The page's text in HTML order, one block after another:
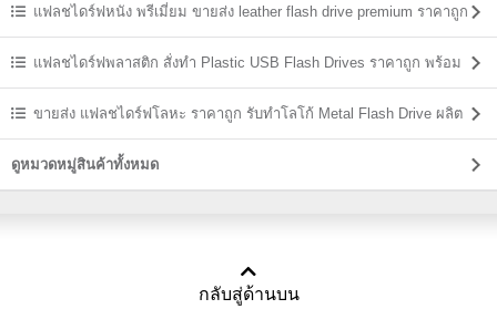
ถูก แฟลชไดร์ฟหนัง พรีเมี่ยม ขายส่ง leather flash drive premium ราคาถูก
แฟลชไดร์ฟพลาสติก สั่งทำ Plastic USB Flash Drives ราคาถูก พร้อม
สกรีนขายส่ง แฟลชไดร์ฟโลหะ ราคาถูก รับทำโลโก้ Metal Flash Drive ผลิต
ราคาส่ง
ดูหมวดหมู่สินค้าทั้งหมด
กลับสู่ด้านบน